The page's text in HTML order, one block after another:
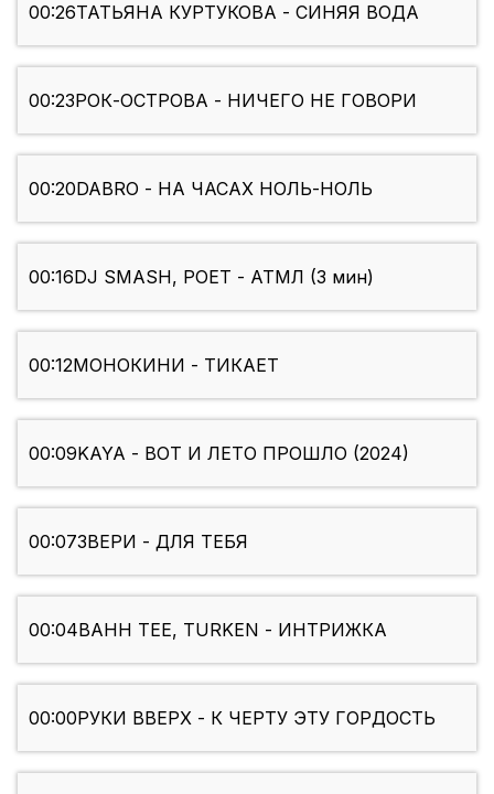
00:26ТАТЬЯНА КУРТУКОВА - СИНЯЯ ВОДА
00:23РОК-ОСТРОВА - НИЧЕГО НЕ ГОВОРИ
00:20DABRO - НА ЧАСАХ НОЛЬ-НОЛЬ
00:16DJ SMASH, POET - АТМЛ (3 мин)
00:12МОНОКИНИ - ТИКАЕТ
00:09KAYA - ВОТ И ЛЕТО ПРОШЛО (2024)
00:07ЗВЕРИ - ДЛЯ ТЕБЯ
00:04BAHH TEE, TURKEN - ИНТРИЖКА
00:00РУКИ ВВЕРХ - К ЧЕРТУ ЭТУ ГОРДОСТЬ